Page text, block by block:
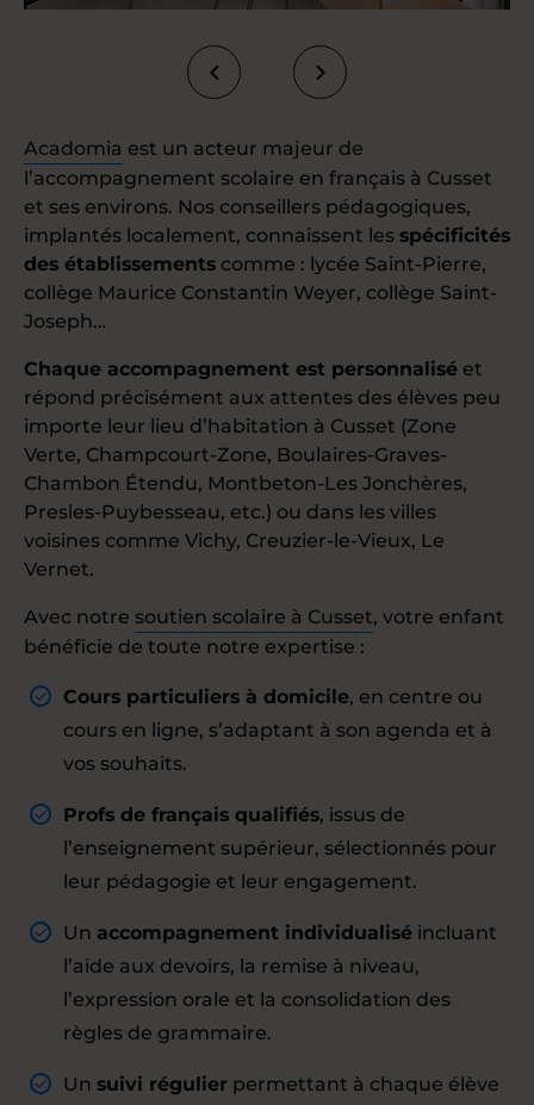
Acadomia est un acteur majeur de
l’accompagnement scolaire en français à Cusset
et ses environs. Nos conseillers pédagogiques,
implantés localement, connaissent les spécificités
des établissements comme : lycée Saint-Pierre,
collège Maurice Constantin Weyer, collège Saint-
Joseph…
Chaque accompagnement est personnalisé et
répond précisément aux attentes des élèves peu
importe leur lieu d’habitation à Cusset (Zone
Verte, Champcourt-Zone, Boulaires-Graves-
Chambon Étendu, Montbeton-Les Jonchères,
Presles-Puybesseau, etc.) ou dans les villes
voisines comme Vichy, Creuzier-le-Vieux, Le
Vernet.
Avec notre soutien scolaire à Cusset, votre enfant
bénéficie de toute notre expertise :
Cours particuliers à domicile, en centre ou
cours en ligne, s’adaptant à son agenda et à
vos souhaits.
Profs de français qualifiés, issus de
l’enseignement supérieur, sélectionnés pour
leur pédagogie et leur engagement.
Un accompagnement individualisé incluant
l’aide aux devoirs, la remise à niveau,
l’expression orale et la consolidation des
règles de grammaire.
Un suivi régulier permettant à chaque élève